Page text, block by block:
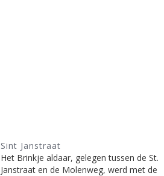
Sint Janstraat
Het Brinkje aldaar, gelegen tussen de St.
Janstraat en de Molenweg, werd met de